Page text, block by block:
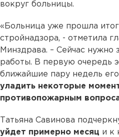
вокруг больницы.
«Больница уже прошла
стройнадзора, - отметила
Минздрава. – Сейчас нужно
работы. В первую очередь
ближайшие пару недель
уладить некоторые
противопожарным
Татьяна Савинова
уйдет примерно месяц и к